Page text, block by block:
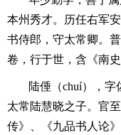
本州秀才。历任右军
书侍郎，守太常卿。
卷，行于世，含《南
陆倕（chuí），字
太常陆慧晓之子。官
传》、《九品书人论》